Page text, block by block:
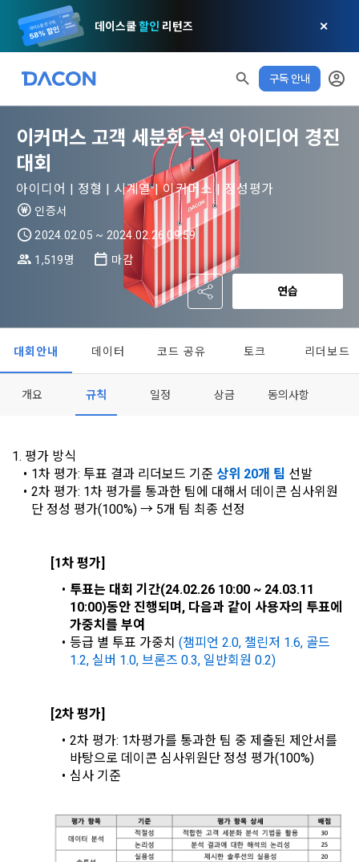
데이스쿨할인 리턴즈 ✕
구독 안내
✕ MY XP XP 안내
LEVEL 1 다음 레벨까지
0/150 XP
0 / 800
전체 XP
적립 XP 사용 XP
이용약관
제 1 조 (목적)
본 약관은 데이콘 주식회사(이하 “회사”)와 “회원” 간에 정보 서
비스를 이용하는 조건 및 절차에 관한 필요한 사항을 약속하여
규정하는 데 그 목적이 있다. “회원”은 모든 약관에 동의해야 하
며, 어떤 방식이든 본 서비스를 사용한다는 것은 “회원”이 본 약
관의 전부에 동의한다는 것을 의미하며 본 약관은 “회원”이 서비
스를 사용하는 동안 계속 유효하다. 본 약관은 저작권 분쟁 정책
제 2 조 (용어의 정의)
이 약관에서 사용하는 용어의 정의는 아래와 같다.
1."사이트"라 함은 "회사"가 서비스를 "회원"에게 제공하기 위하
또는 "회사"가 운영하는 아래 웹사이트를 말한다.
가. ***.dacon.io
2. "서비스"라 함은 “대회”, “교육”, “인재풀 등록” 등 사이트에서
제공하는 모든 서비스를 말한다. 그 외 "회사"가 운영하는 사이
분류, 가공, 집계하여 정보를 제공하는 서비스를 포함한다.
의하고 "회사"와 이용 계약을 체결한 개인을 말한다.
4. “인재회원”이라 함은 “데이콘 인재풀 서비스”를 이용하기 위
하여 본인의 개인정보와 프로젝트, 코드 등을 공유한 자로서, 채
용 의뢰 “기업회원”에게 개인정보, 프로젝트, 코드 등을 제공하
용 의뢰 서비스 등을 이용하기 위해 “회사”와 일정 계약을 한 개
인 또는 법인을 말한다.
6. “해커톤”이라 함은 “회사”가 “사이트”에 출제한 문제에 “개인
회원”이 AI 코드를 제출하고, “회사”는 이를 평가하여 우수작을
7. “대회"라 함은 “기업회원”이 인력을 채용하거나 또는 솔루션
을 크라우드소싱하기 위하여 “회사"에 의뢰하는 경연대회 또는
해커톤, AI해커톤, AI경진대회 등을 말한다.
개인정보 처리방침
데이콘 개인정보 처리방침
(2021.05.24 본)
데이콘은 이용자 개인정보 보호를 여러 경영요소 가운데 최
우선의 가치로 두고 있습니다. 데이콘주식회사(이하 ‘데이콘’ 또
는 ‘회사’)는 서비스 기획부터 종료까지 정보통신망 이용촉진 및
살이’와 관련한 정보를 투명하게 제공합니다.
정보주체로서 이용자는 자신의 개인정보에 대해 어떤 권리를 가
인정보 보호를 위해 어떤 권리를 행사할 수 있는지도 함께 안내
개인정보 침해사고가 발생하는 경우, 추가적인 피해를 예방하고
이미 발생한 피해를 복구하기 위해 누구에게 연락하여 어떤 도
움을 받을 수 있는지 알려 드립니다.
그 무엇보다도, 개인정보와 관련하여 데이콘과 이용자 간의 권
보장하는 수단이 됩니다.
데이콘 주식회사(이하 “회사”)는 다음 목적을 위하여 개인정보
를 수집하고 있으며, 다음 목적 이외의 용도로는 수집한 개인정
보를 이용하지 않습니다.
마케팅 정보 수신 동의
1. 광고성 정보의 이용목적
DACON이 제공하는 이용자 맞춤형 서비스 및 상품 추천, 각종
경품 행사, 이벤트, 경진대회 홍보 목적 등의 광고성 정보를 전자
서신우편, 문자(SMS 또는 카카오 알림톡), 푸시, 전화 등을 통해
단, 할인, 이벤트 및 이용자 맞춤형 상품 추천 등의 마케팅 정보
안내 서비스가 제한됩니다.
2. 미동의 시 불이익 사항
는 동의 거부 하시더라도 서비스 이용에 제한되지 않습니다.
단, 할인, 이벤트 및 이용자 맞춤형 상품 추천 등의 마케팅 정보
안내 서비스가 제한됩니다.
3. 서비스 정보 수신 동의 철회
의(선택)’에서 철회를 요청할 수 있습니다.
또한 향후 마케팅 활용에 새롭게 동의하고자 하는 경우에는 ‘홈>
계정관리 페이지의 하단 마케팅(대회 진행, 교육 등) 정보 수신
동의(선택)’에서 동의하실 수 있습니다.
2021.05.25
이커머스 고객 세분화 분석 아이디어 경진
대회
아이디어 | 정형 | 시계열 | 이커머스 | 정성평가
인증서
2024.02.05 ~ 2024.02.26 09:59
1,519명
마감
연습
대회안내 데이터 코드 공유 토크 리더보드
개요 규칙 일정 상금 동의사항
1. 평가 방식
1차 평가: 투표 결과 리더보드 기준 상위 20개 팀 선발
2차 평가: 1차 평가를 통과한 팀에 대해서 데이콘 심사위원
단 정성 평가(100%) → 5개 팀 최종 선정
[1차 평가]
투표는 대회 기간(24.02.26 10:00 ~ 24.03.11
10:00)동안 진행되며, 다음과 같이 사용자의 투표에
가중치를 부여
등급 별 투표 가중치 (챔피언 2.0, 챌린저 1.6, 골드
1.2, 실버 1.0, 브론즈 0.3, 일반회원 0.2)
[2차 평가]
2차 평가: 1차평가를 통과한 팀 중 제출된 제안서를
바탕으로 데이콘 심사위원단 정성 평가(100%)
심사 기준